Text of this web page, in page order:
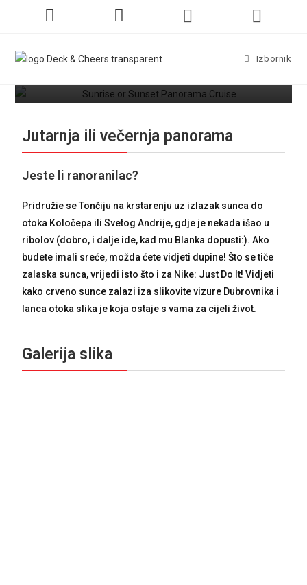
Izbornik
Jutarnja ili večernja panorama
Jeste li ranoranilac?
Pridružie se Tončiju na krstarenju uz izlazak sunca do
otoka Koločepa ili Svetog Andrije, gdje je nekada išao u
ribolov (dobro, i dalje ide, kad mu Blanka dopusti:). Ako
budete imali sreće, možda ćete vidjeti dupine! Što se tiče
zalaska sunca, vrijedi isto što i za Nike: Just Do It! Vidjeti
kako crveno sunce zalazi iza slikovite vizure Dubrovnika i
lanca otoka slika je koja ostaje s vama za cijeli život.
Galerija slika